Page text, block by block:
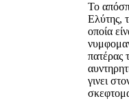
Το
Ελύτης,
οποία
πατέρας
γινει